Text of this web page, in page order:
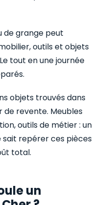
de grange peut
outils et objets
tout en une journée
objets trouvés dans
de revente. Meubles
outils de métier : un
repérer ces pièces
total.
un